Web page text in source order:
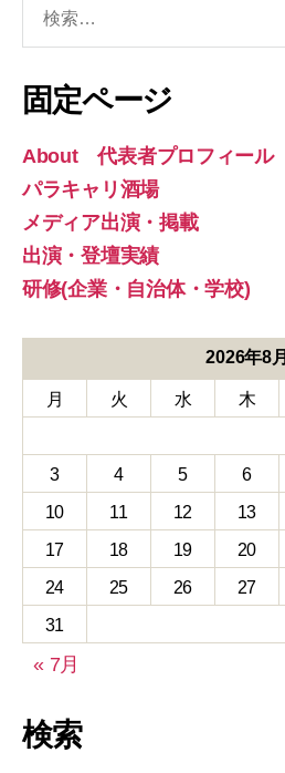
象:
固定ページ
About 代表者プロフィール
パラキャリ酒場
メディア出演・掲載
出演・登壇実績
研修(企業・自治体・学校)
2026年8月
月 火 水 木
3
4 5 6
10
11 12 13
17
18 19 20
24
25 26 27
31
« 7月
検索